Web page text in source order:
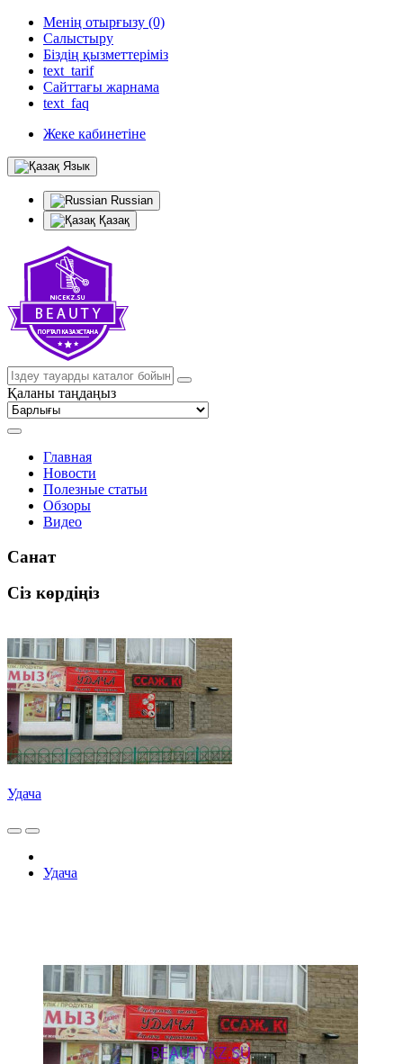
Менің отырғызу (0)
Салыстыру
Біздің қызметтеріміз
text_tarif
Сайттағы жарнама
text_faq
Жеке кабинетіне
Язык
Russian
Қазақ
Қаланы таңдаңыз
Главная
Новости
Полезные статьи
Обзоры
Видео
Санат
Сіз көрдіңіз
Удача
Удача